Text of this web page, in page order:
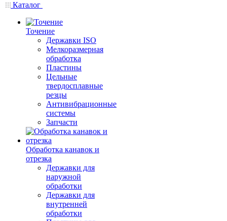
Каталог
Точение
Державки ISO
Мелкоразмерная
обработка
Пластины
Цельные
твердосплавные
резцы
Антивибрационные
системы
Запчасти
Обработка канавок и
отрезка
Державки для
наружной
обработки
Державки для
внутренней
обработки